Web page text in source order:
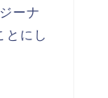
ーナ
とにし